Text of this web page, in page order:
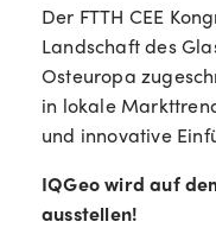
Der FTTH CEE
Landschaft des
Osteuropa
in lokale
und innovative
IQGeo wird auf
ausstellen!